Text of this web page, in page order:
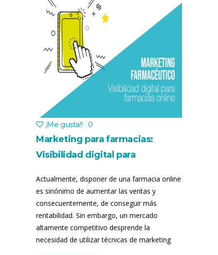
¡Me gusta!! 0
Marketing para farmacias:
Visibilidad digital para
Actualmente, disponer de una farmacia online
es sinónimo de aumentar las ventas y
consecuentemente, de conseguir más
rentabilidad. Sin embargo, un mercado
altamente competitivo desprende la
necesidad de utilizar técnicas de marketing